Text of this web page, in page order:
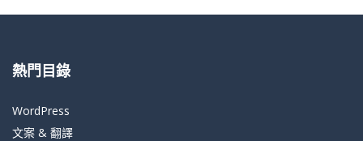
熱門目錄
WordPress
文案 & 翻譯